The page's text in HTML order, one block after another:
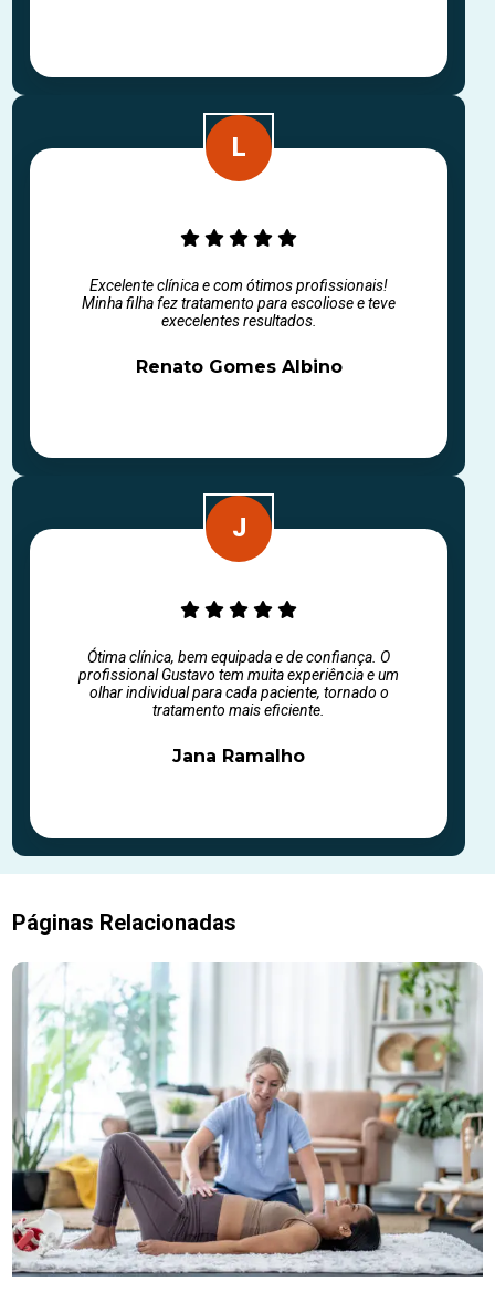
Excelente clínica e com ótimos profissionais!
Minha filha fez tratamento para escoliose e teve
execelentes resultados.
Renato Gomes Albino
Ótima clínica, bem equipada e de confiança. O
profissional Gustavo tem muita experiência e um
olhar individual para cada paciente, tornado o
tratamento mais eficiente.
Jana Ramalho
Páginas Relacionadas